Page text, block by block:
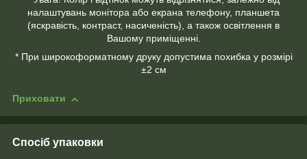
налаштувань монітора або екрана телефону, планшета
(яскравість, контраст, насиченість), а також освітлення в
Вашому приміщенні.
* При широкоформатному друку допустима похибка у розмірі
±2 см
Приховати
Спосіб упаковки